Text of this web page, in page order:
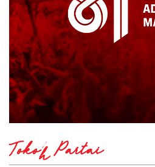
Tokoh Partai